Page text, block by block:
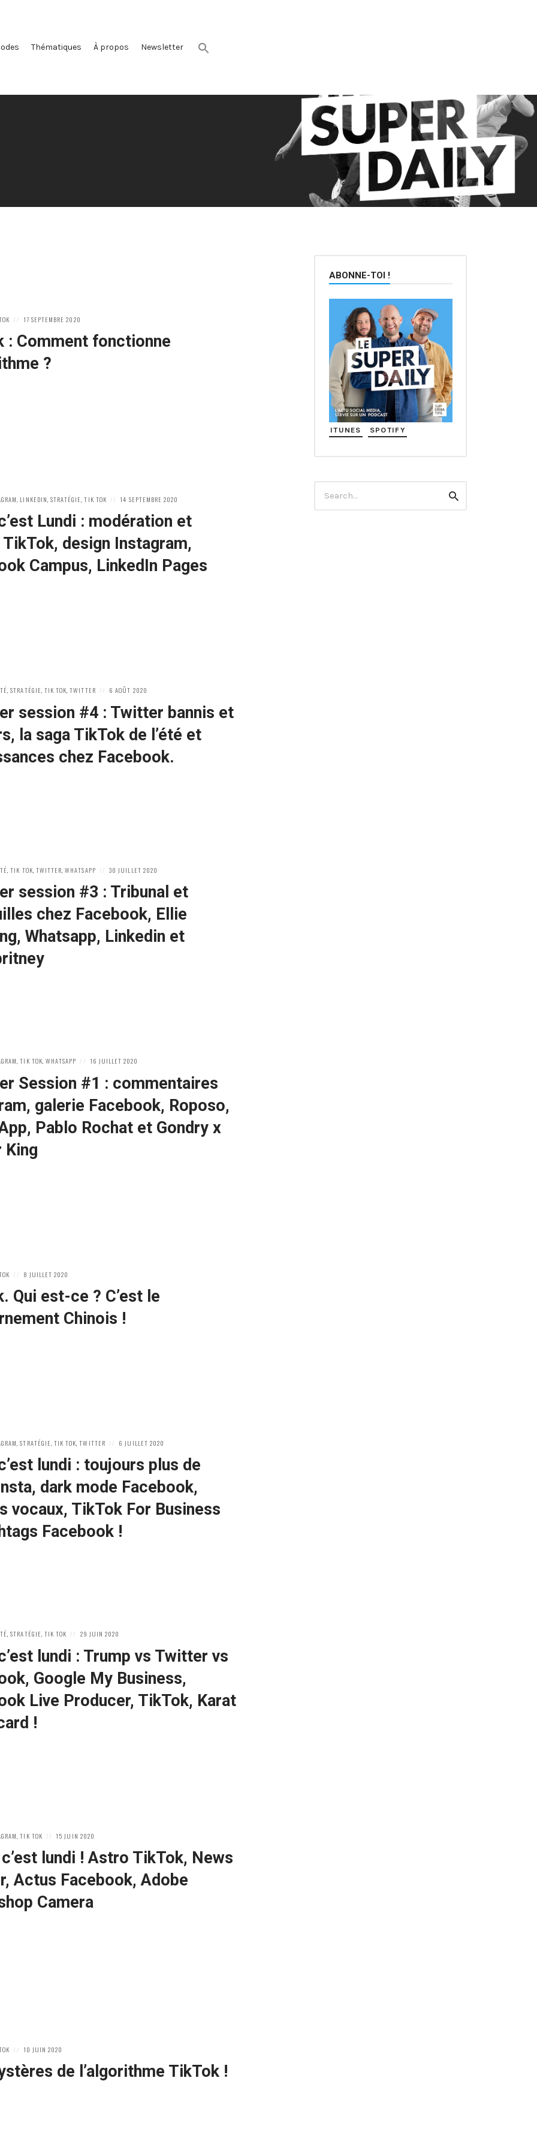
Thématiques À propos Newsletter
POSTED
17 SEPTEMBRE 2020
: Comment fonctionne
?
LINKEDIN STRATÉGIE ,TIK TOK
POSTED
14 SEPTEMBRE 2020
Lundi : modération et
design Instagram,
Campus, LinkedIn Pages
,STRATÉGIE, TIK TOK,TWITTER
POSTED
6 AOÛT 2020
session #4 : Twitter bannis et
la saga TikTok de l’été et
chez Facebook.
,TIK TOK TWITTER ,WHATSAPP
POSTED
30 JUILLET 2020
session #3 : Tribunal et
chez Facebook, Ellie
Whatsapp, Linkedin et
,TIK TOK, WHATSAPP
POSTED
16 JUILLET 2020
Session #1 : commentaires
galerie Facebook, Roposo,
Pablo Rochat et Gondry x
King
POSTED
8 JUILLET 2020
Qui est-ce ? C’est le
Chinois !
,STRATÉGIE TIK TOK ,TWITTER
POSTED
6 JUILLET 2020
lundi : toujours plus de
dark mode Facebook,
vocaux, TikTok For Business
Facebook !
,STRATÉGIE, TIK TOK
POSTED
29 JUIN 2020
lundi : Trump vs Twitter vs
Google My Business,
Live Producer, TikTok, Karat
!
,TIK TOK
POSTED
15 JUIN 2020
lundi ! Astro TikTok, News
Actus Facebook, Adobe
Camera
POSTED
10 JUIN 2020
de l’algorithme TikTok !
ABONNE-TOI !
ITUNES SPOTIFY
for:
Search